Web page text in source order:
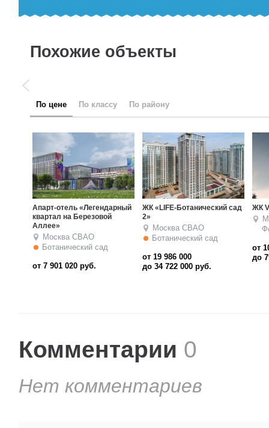
Похожие объекты
по цене по классу по району
сад ЖК Very
Москва СВАО
от 10 416 200
ЖК «LIFE-Ботанический
Москва
Ботанический сад
от 12 186 000
до 47 178 000
Комментарии 0
Нет комментариев